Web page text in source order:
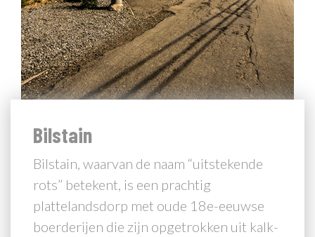
Bilstain
Bilstain, waarvan de naam “uitstekende
rots” betekent, is een prachtig
plattelandsdorp met oude 18e-eeuwse
boerderijen die zijn opgetrokken uit kalk-